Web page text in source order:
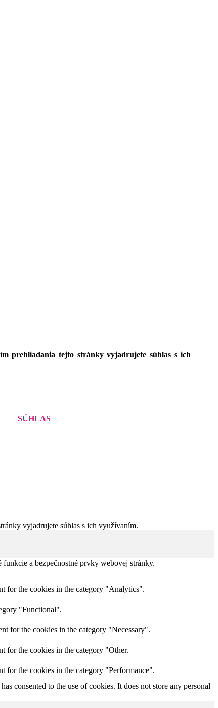
prehliadania tejto stránky vyjadrujete súhlas s ich
SÚHLAS
vyjadrujete súhlas s ich využívaním.
a bezpečnostné prvky webovej stránky.
for the cookies in the category "Analytics".
"Functional".
for the cookies in the category "Necessary".
for the cookies in the category "Other.
for the cookies in the category "Performance".
consented to the use of cookies. It does not store any personal